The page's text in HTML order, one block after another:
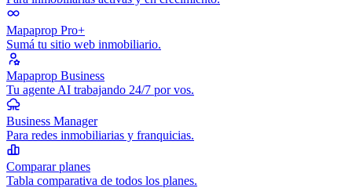
Mapaprop Pro+
Sumá tu sitio web inmobiliario.
Mapaprop Business
Tu agente AI trabajando 24/7 por vos.
Business Manager
Para redes inmobiliarias y franquicias.
Comparar planes
Tabla comparativa de todos los planes.